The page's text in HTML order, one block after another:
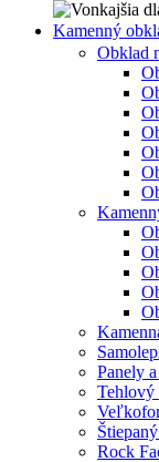
Kamenný
Obklad
Panely
Tehlový
Rock